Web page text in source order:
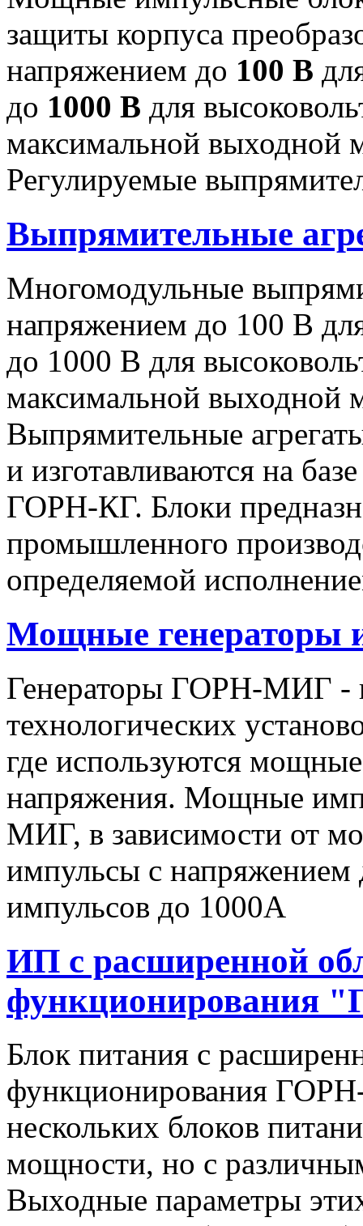
защиты корпуса
напряжением до 100 В
до 1000 В для
максимальной
Регулируемые
Выпрямительные
Многомодульные
напряжением до 100 В
до 1000 В для
максимальной
Выпрямительные
и изготавливаются на
ГОРН-КГ. Блоки
промышленного
определяемой
Мощные
Генераторы ГОРН-МИГ -
технологических
где используются
напряжения. Мощные
МИГ, в зависимости от
импульсы c
импульсов до 1000А
ИП с расширенной
функционирования
Блок питания с
функционирования
нескольких блоков
мощности, но с
Выходные параметры